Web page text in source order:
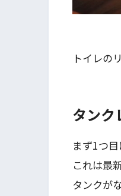
トイレの
タンク
まず1つ目
これは最
タンクが